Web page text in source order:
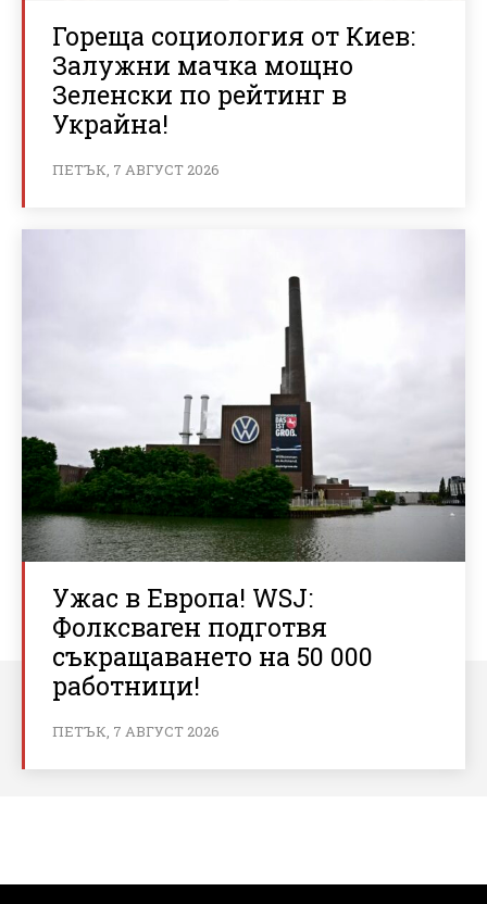
Гореща социология от Киев:
Залужни мачка мощно
Зеленски по рейтинг в
Украйна!
ПЕТЪК, 7 АВГУСТ 2026
Ужас в Европа! WSJ:
Фолксваген подготвя
съкращаването на 50 000
работници!
ПЕТЪК, 7 АВГУСТ 2026